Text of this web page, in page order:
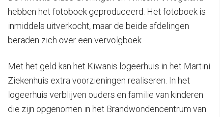
hebben het fotoboek geproduceerd. Het fotoboek is
inmiddels uitverkocht, maar de beide afdelingen
beraden zich over een vervolgboek.
Met het geld kan het Kiwanis logeerhuis in het Martini
Ziekenhuis extra voorzieningen realiseren. In het
logeerhuis verblijven ouders en familie van kinderen
die zijn opgenomen in het Brandwondencentrum van